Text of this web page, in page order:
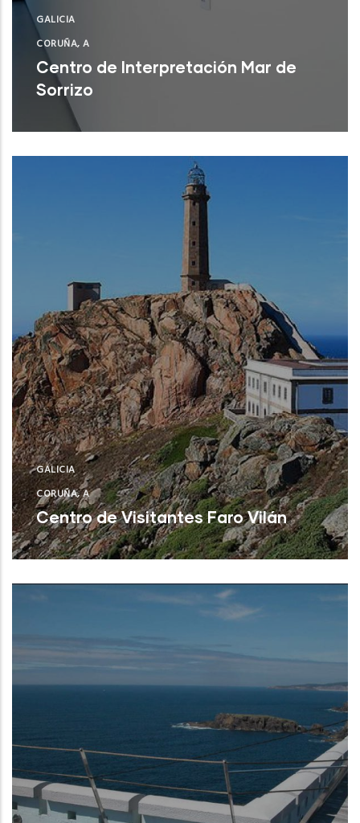
GALICIA
CORUÑA, A
Centro de Interpretación Mar de
Sorrizo
Arteixo (A Coruña)
GALICIA
CORUÑA, A
Centro de Visitantes Faro Vilán
Camariñas (A Coruña)